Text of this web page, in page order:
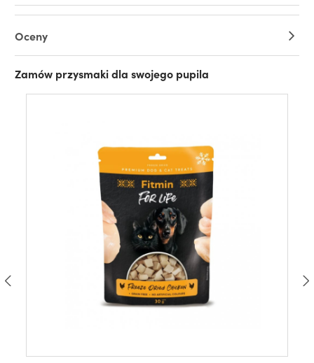
Oceny
Zamów przysmaki dla swojego pupila